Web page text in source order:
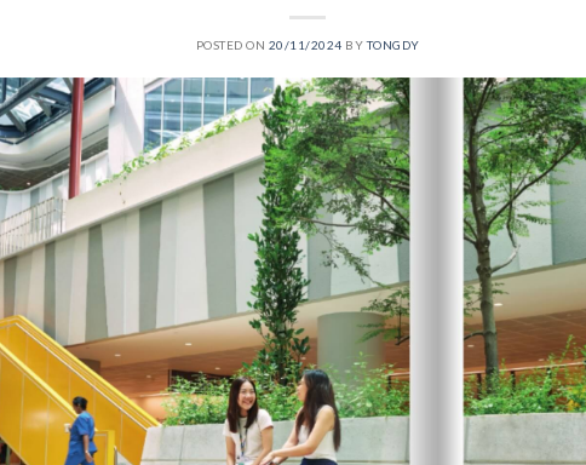
POSTED ON 20/11/2024 BYTONGDY